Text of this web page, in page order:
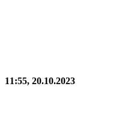
11:55, 20.10.2023